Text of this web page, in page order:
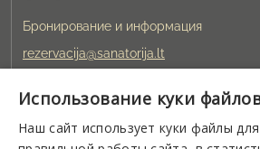
Бронирование и информация
rezervacija@sanatorija.lt
+37031360220
Использование куки
Наш сайт использует куки файлы